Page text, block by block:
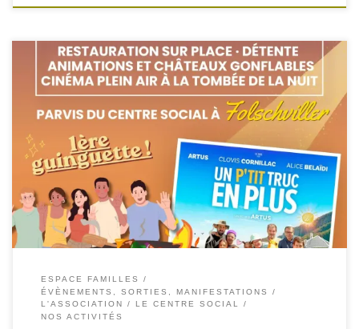
Rendez-vous le 10 juillet à partir de 17h, sur le parvis du
Centre Social, pour une soirée conviviale et festive
ouverte à toutes et tous. Au programme : Cette soirée
marquera également la première guinguette de l’été.
L’entrée est gratuite. Venez nombreux partager ce
moment en famille ou entre amis.
ESPACE FAMILLES
ÉVÈNEMENTS, SORTIES, MANIFESTATIONS
L'ASSOCIATION
LE CENTRE SOCIAL
NOS ACTIVITÉS